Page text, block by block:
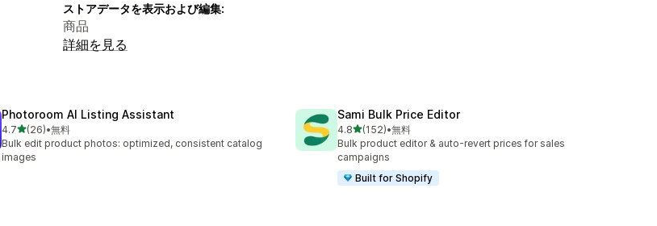
ストアデータを表示および編集:
商品
詳細を見る
Photoroom AI Listing Assistant
4.75つ星中
(26)
合計レビュー数：26件
•無料
Bulk edit product photos: optimized, consistent catalog
images
Sami Bulk Price Editor
4.85つ星中
(152)
合計レビュー数：152件
•無料
Bulk product editor & auto-revert prices for sales
campaigns
Built for Shopify